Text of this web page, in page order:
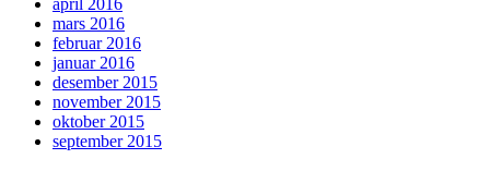
april 2016
mars 2016
februar 2016
januar 2016
desember 2015
november 2015
oktober 2015
september 2015